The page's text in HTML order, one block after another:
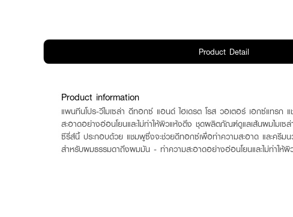
Product Detail
Product information
แพนทีนโปร-วีไมเซล่า ดีทอกซ์ แอนด์ ไฮเดรต โรส วอเตอร์ เอกซ์แทรก
สะอาดอย่างอ่อนโยนและไม่ทำให้ผิวแห้งตึง ชุดผลิตภัณฑ์ดูแลเส้นผมไมเซ
ซีรี่ส์นี้ ประกอบด้วย แชมพูซึ่งจะช่วยดีทอกซ์เพื่อทำความสะอาด และครีม
สำหรับผมธรรมดาถึงผมมัน - ทำความสะอาดอย่างอ่อนโยนและไม่ทำให้